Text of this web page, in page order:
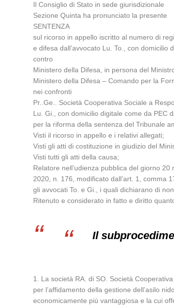
Il Consiglio di Stato in sede giurisdizionale
Sezione Quinta ha pronunciato la presente
SENTENZA
sul ricorso in appello iscritto al numero di
e difesa dall’avvocato Lu. To., con domicilio
contro
Ministero della Difesa, in persona del
Ministero della Difesa – Comando per la
nei confronti
Pr..Ge.. Società Cooperativa Sociale a
Lu. Gi., con domicilio digitale come da PEC
per la riforma della sentenza del Tribunale
Visti il ricorso in appello e i relativi allegati;
Visti gli atti di costituzione in giudizio del
Visti tutti gli atti della causa;
Relatore nell’udienza pubblica del giorno
2020, n. 176, modificato dall’art. 1, comma
gli avvocati To. e Gi., i quali dichiarano di
Ritenuto e considerato in fatto e diritto
Il
1. La società RA. di SO. Società
per l’affidamento della gestione dell’asilo
economicamente più vantaggiosa e la cui